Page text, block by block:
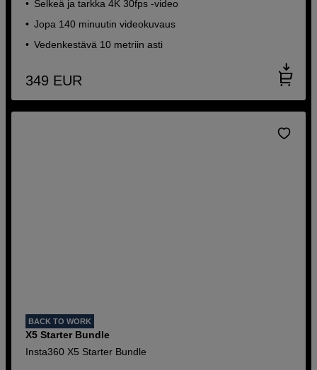
Selkeä ja tarkka 4K 30fps -video
Jopa 140 minuutin videokuvaus
Vedenkestävä 10 metriin asti
349 EUR
BACK TO WORK
X5 Starter Bundle
Insta360 X5 Starter Bundle